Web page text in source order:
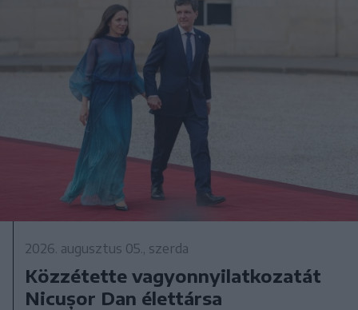
2026. augusztus 05., szerda
Közzétette vagyonnyilatkozatát
Nicușor Dan élettársa